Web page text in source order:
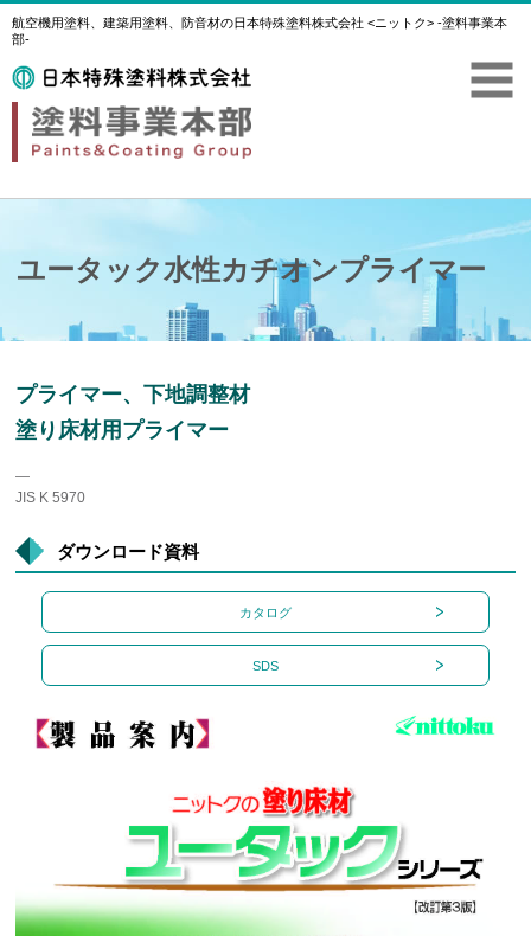
航空機用塗料、建築用塗料、防音材の日本特殊塗料株式会社 <ニットク> -塗料事業本
部-
ユータック水性カチオンプライマー
プライマー、下地調整材
塗り床材用プライマー
―
JIS K 5970
ダウンロード資料
カタログ
SDS